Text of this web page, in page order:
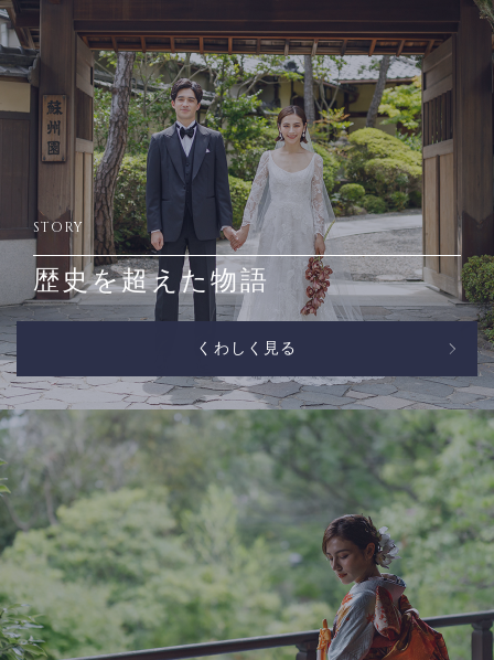
STORY
歴史を超えた物語
くわしく見る